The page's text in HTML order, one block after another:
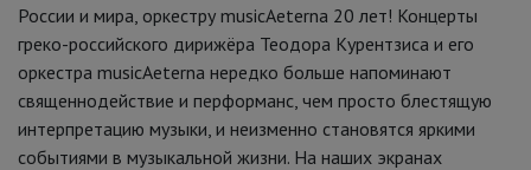
России и мира, оркестру musicAeterna 20 лет! Концерты
греко-российского дирижёра Теодора Курентзиса и его
оркестра musicAeterna нередко больше напоминают
священнодействие и перформанс, чем просто блестящую
интерпретацию музыки, и неизменно становятся яркими
событиями в музыкальной жизни. На наших экранах